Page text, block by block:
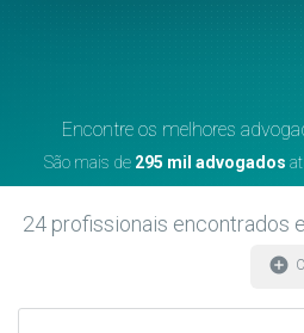
Encontre os melhores
São mais de 295 mil advogados
24 profissionais encontrados
add_circle